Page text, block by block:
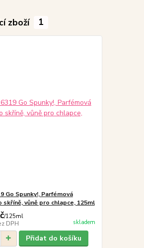
zboží 1
Go Spunky!, Parfémová
skříně, vůně pro chlapce, 125ml
/125ml
DPH skladem
Přidat do košíku